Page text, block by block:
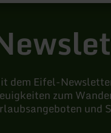
dem Eifel-
zum
und